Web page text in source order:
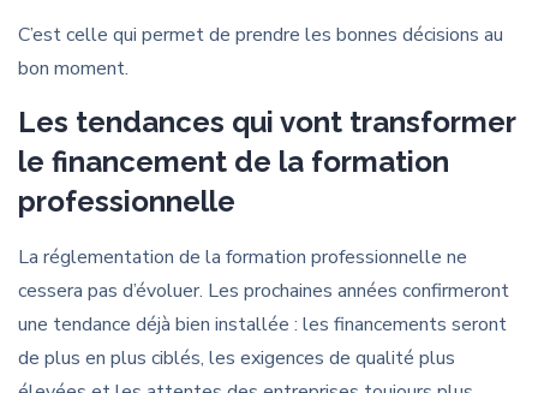
C’est celle qui permet de prendre les bonnes décisions au
bon moment.
Les tendances qui vont transformer
le financement de la formation
professionnelle
La réglementation de la formation professionnelle ne
cessera pas d’évoluer. Les prochaines années confirmeront
une tendance déjà bien installée : les financements seront
de plus en plus ciblés, les exigences de qualité plus